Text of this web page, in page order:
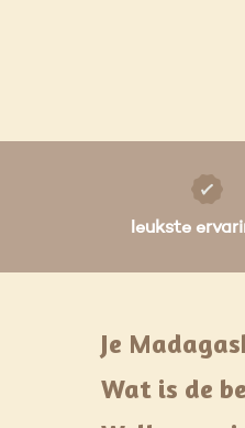
leukste
Je
Wat is de